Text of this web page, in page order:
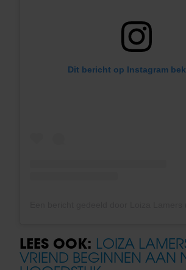
Dit bericht op Instagram
LEES OOK: LOIZA
VRIEND BEGINNEN AAN